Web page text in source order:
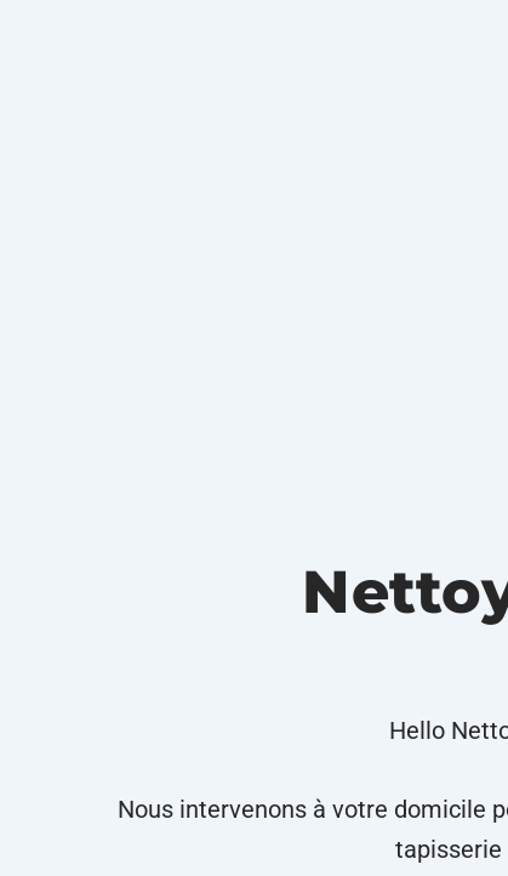
Hello
Nous intervenons à votre domicile
tapisserie